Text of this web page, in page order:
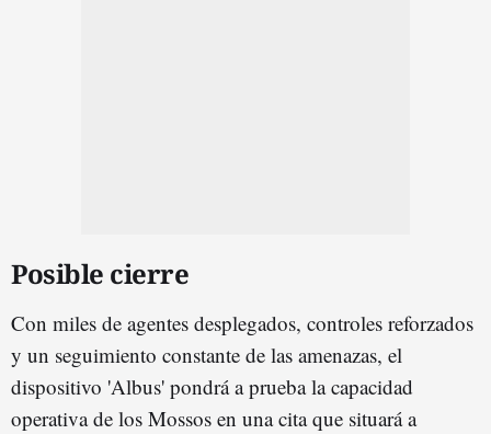
Posible cierre
Con miles de agentes desplegados, controles reforzados
y un seguimiento constante de las amenazas, el
dispositivo 'Albus' pondrá a prueba la capacidad
operativa de los Mossos en una cita que situará a